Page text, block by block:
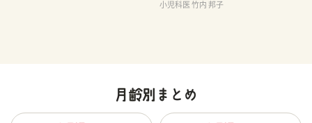
小児科医 竹内 邦子